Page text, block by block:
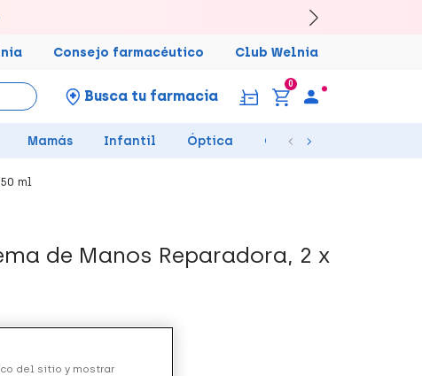
Consejo farmacéutico Club Welnia
Busca tu farmacia
0
Mamás Infantil Óptica Ortopedia
ml
de Manos Reparadora, 2 x
del sitio y mostrar